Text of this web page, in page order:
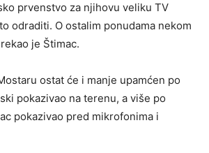
prvenstvo za njihovu veliku TV
odraditi. O ostalim ponudama nekom
je Štimac.
ostat će i manje upamćen po
pokazivao na terenu, a više po
pokazivao pred mikrofonima i